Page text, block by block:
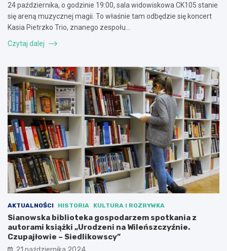
24 października, o godzinie 19:00, sala widowiskowa CK105 stanie
się areną muzycznej magii. To właśnie tam odbędzie się koncert
Kasia Pietrzko Trio, znanego zespołu…
Czytaj dalej
AKTUALNOŚCI HISTORIA KULTURA I ROZRYWKA
Sianowska biblioteka gospodarzem spotkania z
autorami książki „Urodzeni na Wileńszczyźnie.
Czupajłowie – Siedlikowscy”